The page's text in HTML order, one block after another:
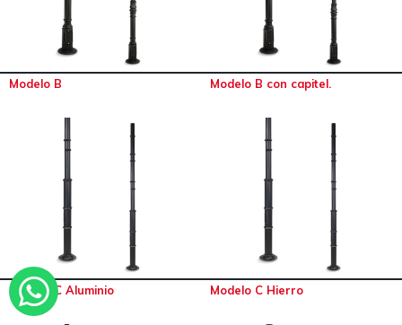
Modelo B Modelo B con capitel.
Modelo C Aluminio Modelo C Hierro